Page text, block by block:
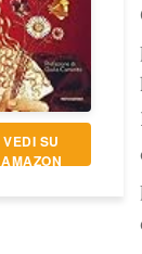
VEDI SU
AMAZON